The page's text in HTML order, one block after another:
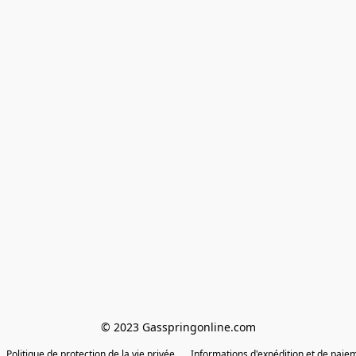
© 2023 Gasspringonline.com